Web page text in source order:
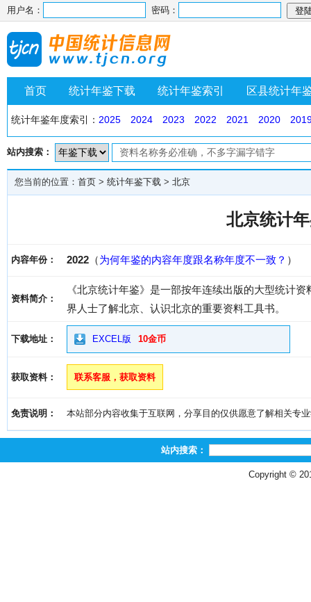
用户名： 密码：
首页 统计年鉴下载 统计年鉴索引 区县统计年
统计年鉴年度索引： 2025 2024 2023 2022 2021 2020
站内搜索：
您当前的位置： 首页 > 统计年鉴下载 > 北京
北京统计
内容年份： 2022 （为何年鉴的内容年度跟名称年度不一致？ ）
资料简介：
《北京统计年鉴》是一部按年连续出版的大型统计
界人士了解北京、认识北京的重要资料工具书。
下载地址： EXCEL版 10金币
获取资料： 联系客服，获取资料
免责说明： 本站部分内容收集于互联网，分享目的仅供愿意了解相关专
站内搜索：
Copyright ©